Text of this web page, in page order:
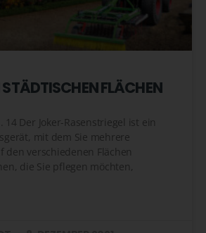
STÄDTISCHEN FLÄCHEN
Der Joker-Rasenstriegel ist ein
mit dem Sie mehrere
den verschiedenen Flächen
die Sie pflegen möchten,